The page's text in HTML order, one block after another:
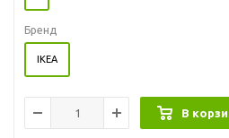
Бренд
IKEA
В